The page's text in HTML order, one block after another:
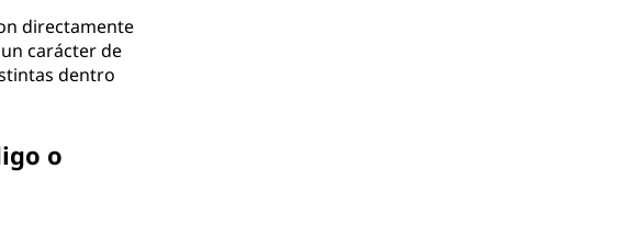
directamente
carácter de
dentro
o